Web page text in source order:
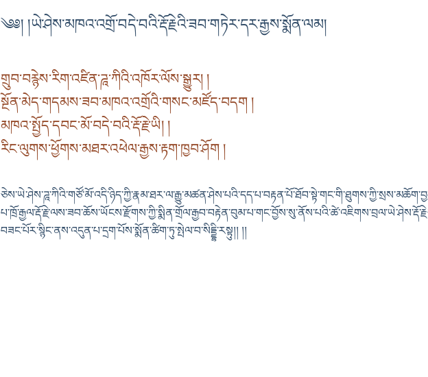
༄༅། །ཡེ་ཤེས་མཁའ་འགྲོ་བདེ་བའི་རྡོ་རྗེའི་ཟབ་གཏེར་དར་རྒྱས་སྨོན་ལམ།
གྲུབ་བརྙེས་རིག་འཛིན་ཌཱ་ཀིའི་འཁོར་ལོས་སྒྱུར། །
སྔོན་མེད་གདམས་ཟབ་མཁའ་འགྲོའི་གསང་མཛོད་བདག །
མཁའ་སྤྱོད་དབང་མོ་བདེ་བའི་རྡོ་རྗེ་ཡི། །
རིང་ལུགས་ཕྱོགས་མཐར་འཕེལ་རྒྱས་རྟག་ཁྱབ་ཤོག །
བཟང་པོར་སྙིང་ནས་འདུན་པ་དྲག་པོས་སྨོན་ཚིག་ཏུ་སྤེལ་བ་སིདྡྷི་རསྟུ།། །།